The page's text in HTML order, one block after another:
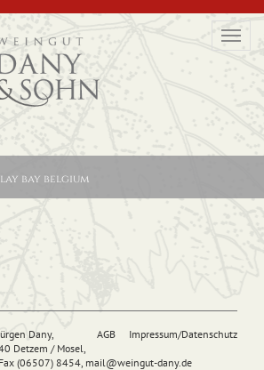
bay belgium
AGB Impressum/Datenschutz
Dany,
Detzem / Mosel,
(06507) 8454, mail@weingut-dany.de